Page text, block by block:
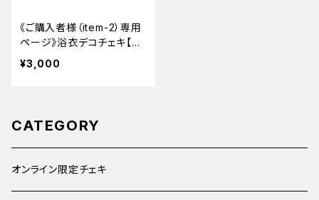
《ご購入者様（item-2）専用
ページ》浴衣デコチェキ【推
し3枚購入で「メンバー特製
ミニうちわ」をプレゼント！】
¥3,000
CATEGORY
オンライン限定チェキ